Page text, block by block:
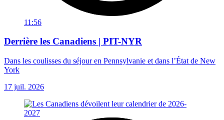
11:56
Derrière les Canadiens | PIT-NYR
Dans les coulisses du séjour en Pennsylvanie et dans l’État de New
York
17 juil. 2026